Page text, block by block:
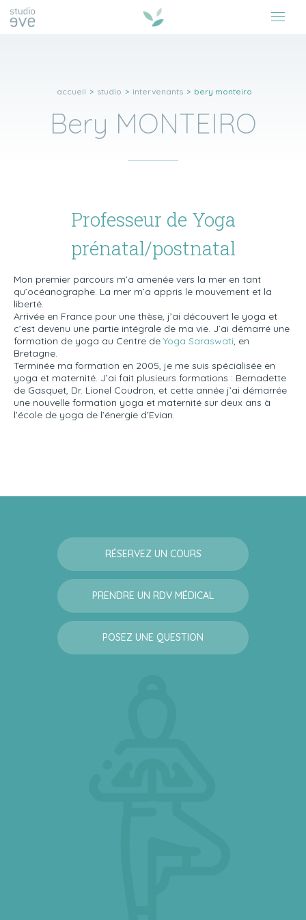
accueil > studio > intervenants > bery monteiro
Bery MONTEIRO
Professeur de Yoga
prénatal/postnatal
Mon premier parcours m’a amenée vers la mer en tant
qu’océanographe. La mer m’a appris le mouvement et la
liberté.
Arrivée en France pour une thèse, j’ai découvert le yoga et
c’est devenu une partie intégrale de ma vie. J’ai démarré une
formation de yoga au Centre de Yoga Saraswati, en
Bretagne.
Terminée ma formation en 2005, je me suis spécialisée en
yoga et maternité. J’ai fait plusieurs formations : Bernadette
de Gasquet, Dr. Lionel Coudron, et cette année j’ai démarrée
une nouvelle formation yoga et maternité sur deux ans à
l’école de yoga de l’énergie d’Evian.
RÉSERVEZ UN COURS
PRENDRE UN RDV MÉDICAL
POSEZ UNE QUESTION